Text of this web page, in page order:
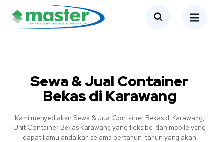
Sewa & Jual Container
Bekas di Karawang
Kami menyediakan Sewa & Jual Container Bekas di Karawang,
Unit Container Bekas Karawang yang fleksibel dan mobile yang
dapat kamu andalkan selama bertahun-tahun yang akan